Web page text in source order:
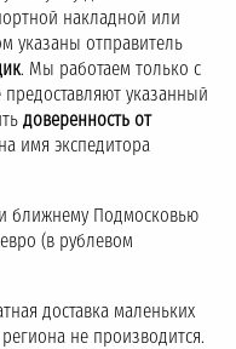
накладной или
указаны отправитель
. Мы работаем только с
указанный
доверенность от
имя экспедитора
ближнему Подмосковью
(в рублевом
доставка маленьких
не производится.